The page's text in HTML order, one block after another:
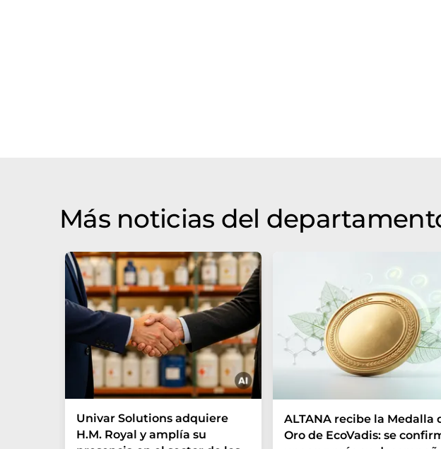
Más noticias del
Univar Solutions adquiere
H.M. Royal y amplía su
ALTANA recibe la Medalla
Oro de EcoVadis: se